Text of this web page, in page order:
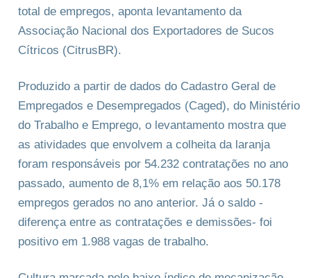
total de empregos, aponta levantamento da
Associação Nacional dos Exportadores de Sucos
Cítricos (CitrusBR).
Produzido a partir de dados do Cadastro Geral de
Empregados e Desempregados (Caged), do Ministério
do Trabalho e Emprego, o levantamento mostra que
as atividades que envolvem a colheita da laranja
foram responsáveis por 54.232 contratações no ano
passado, aumento de 8,1% em relação aos 50.178
empregos gerados no ano anterior. Já o saldo -
diferença entre as contratações e demissões- foi
positivo em 1.988 vagas de trabalho.